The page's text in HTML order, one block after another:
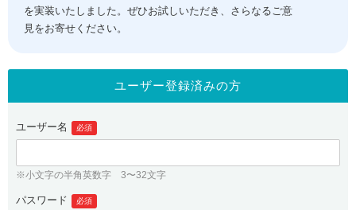
ドメイン一括検索
.jpドメインオークション
gTLDオークション NEW!
.jpドメインバックオーダー
プレミアムドメイン
人気ドメインの種類
XREA
SSL証明書
お得意様割引
紹介制度
バリュードメインAPI
ドメイン・ホスティングOEM
ログイン
従来のバリュードメインをご利用希望の方
ユーザー登録
を実装いたしました。ぜひお試しいただき、さらなるご意
見をお寄せください。
ユーザー登録済みの方
ユーザー名 必須
※小文字の半角英数字 3〜32文字
パスワード 必須